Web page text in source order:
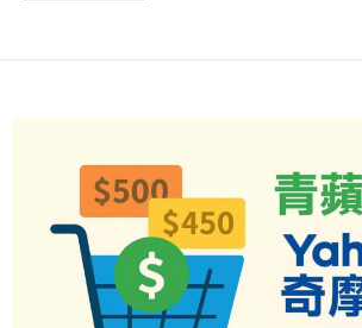
o